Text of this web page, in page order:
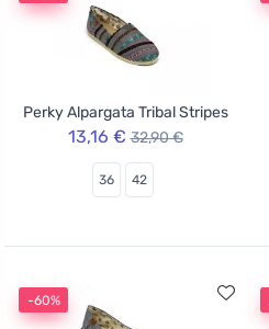
Perky Alpargata Tribal Stripes
13,16 € 32,90 €
36 42
-60%